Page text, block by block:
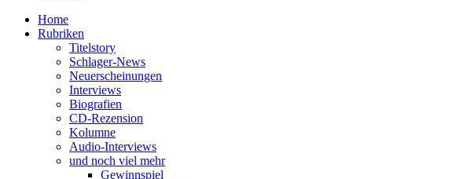
Home
Rubriken
Titelstory
Schlager-News
Neuerscheinungen
Interviews
Biografien
CD-Rezension
Kolumne
Audio-Interviews
und noch viel mehr
Gewinnspiel